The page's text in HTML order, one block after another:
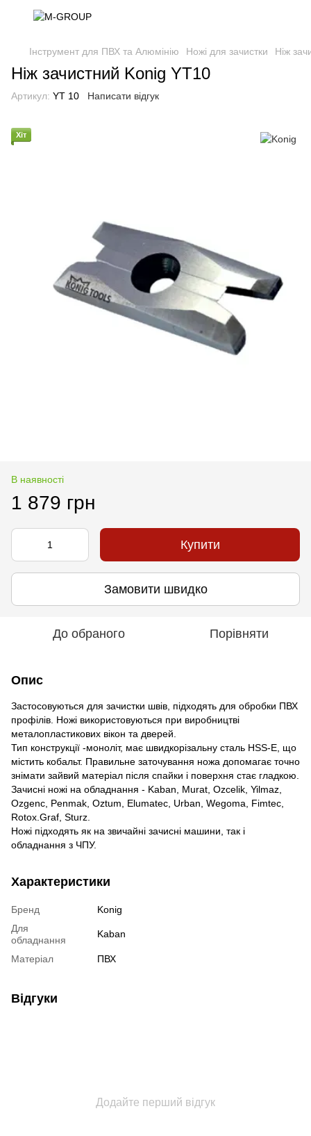
Інструмент для ПВХ та Алюмінію Ножі для зачистки Ніж
Ніж зачистний Konig YT10
Артикул: YT 10 Написати відгук
Хіт
В наявності
1 879 грн
Купити
Замовити швидко
До обраного Порівняти
Опис
Застосовуються для зачистки швів, підходять для обробки ПВХ
профілів. Ножі використовуються при виробництві
металопластикових вікон та дверей.
Тип конструкції -моноліт, має швидкорізальну сталь HSS-E, що
містить кобальт. Правильне заточування ножа допомагає точно
знімати зайвий матеріал після спайки і поверхня стає гладкою.
Зачисні ножі на обладнання - Kaban, Murat, Ozcelik, Yilmaz,
Ozgenc, Penmak, Oztum, Elumatec, Urban, Wegoma, Fimtec,
Rotox.Graf, Sturz.
Ножі підходять як на звичайні зачисні машини, так і
обладнання з ЧПУ.
Характеристики
Бренд
Konig
Для
обладнання
Kaban
Матеріал ПВХ
Відгуки
Додайте перший відгук